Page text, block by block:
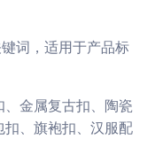
词，适用于产品标
金属复古扣、陶瓷
、旗袍扣、汉服配